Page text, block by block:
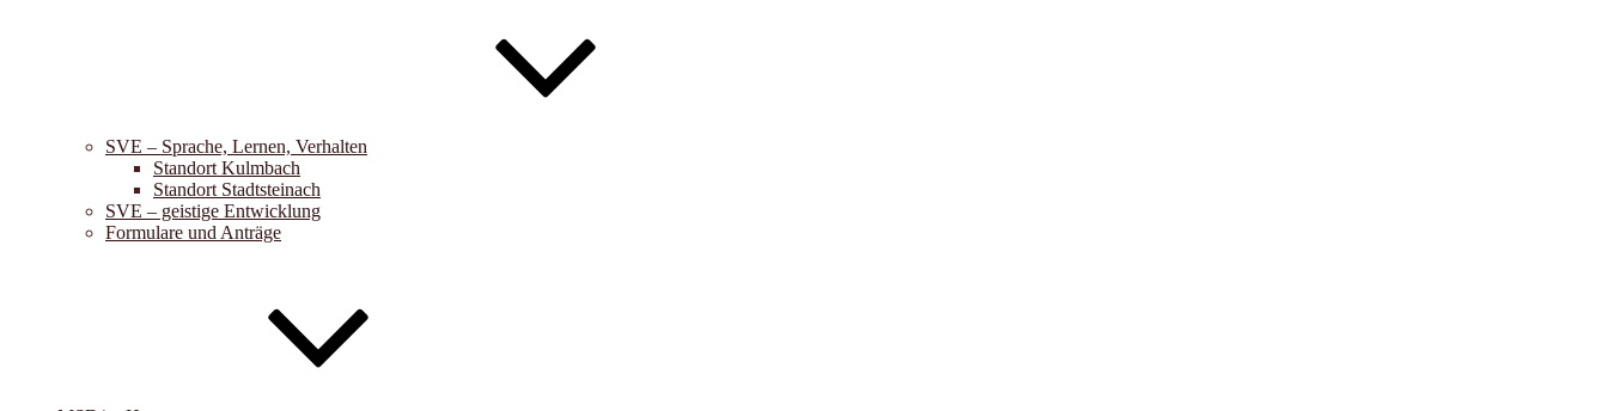
SVE – Sprache, Lernen, Verhalten
Standort Kulmbach
Standort Stadtsteinach
SVE – geistige Entwicklung
Formulare und Anträge